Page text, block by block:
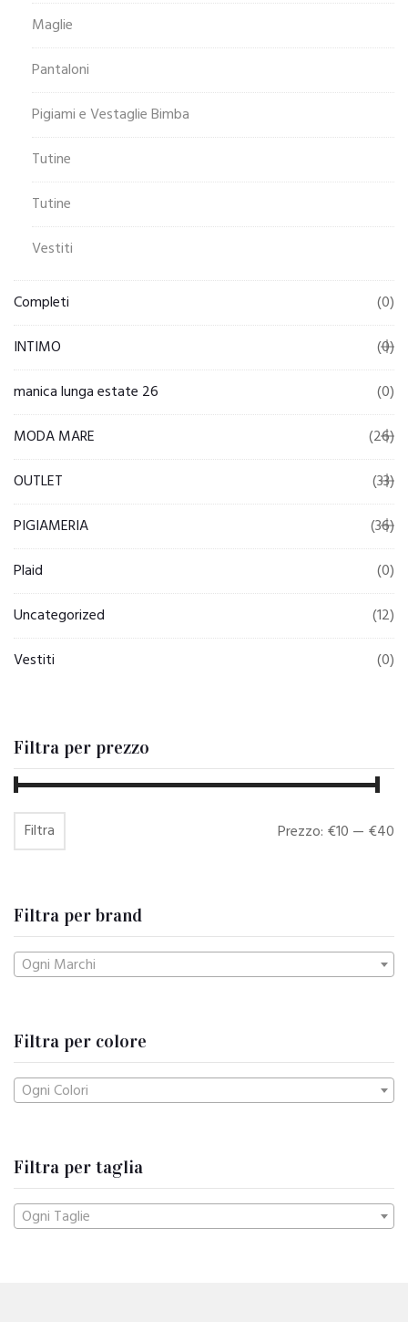
Maglie
Pantaloni
Pigiami e Vestaglie Bimba
Tutine
Tutine
Vestiti
Completi
(0)
INTIMO
(0)
manica lunga estate 26
(0)
MODA MARE
(26)
OUTLET
(33)
PIGIAMERIA
(36)
Plaid
(0)
Uncategorized
(12)
Vestiti
(0)
Filtra per prezzo
Prezzo
Prezzo
Filtra Prezzo: €10 — €40
Filtra per brand
Ogni Marchi
Filtra per colore
Ogni Colori
Filtra per taglia
Ogni Taglie